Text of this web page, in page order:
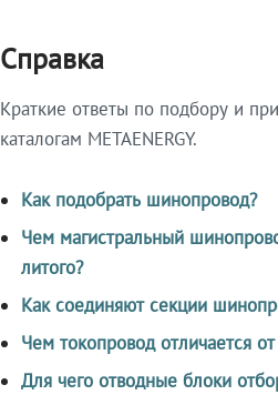
Справка
Краткие ответы по подбору и
каталогам METAENERGY.
Как подобрать шинопровод?
Чем магистральный
литого?
Как соединяют секции
Чем токопровод отличается
Для чего отводные блоки